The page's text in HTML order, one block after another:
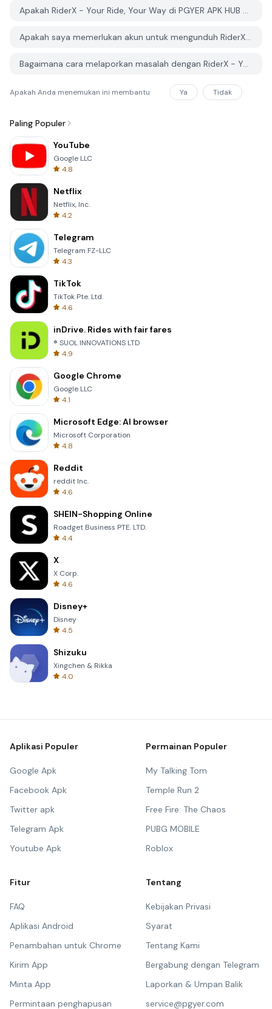
Apakah RiderX - Your Ride, Your Way di PGYER APK HUB gratis untuk diunduh?
Apakah saya memerlukan akun untuk mengunduh RiderX - Your Ride, Your Way dari PGYER APK HUB?
Bagaimana cara melaporkan masalah dengan RiderX - Your Ride, Your Way di PGYER APK HUB?
Apakah Anda menemukan ini membantu Ya Tidak
Paling Populer
YouTube
Google LLC
4.8
Netflix
Netflix, Inc.
4.2
Telegram
Telegram FZ-LLC
4.3
TikTok
TikTok Pte. Ltd.
4.6
inDrive. Rides with fair fares
® SUOL INNOVATIONS LTD
4.9
Google Chrome
Google LLC
4.1
Microsoft Edge: AI browser
Microsoft Corporation
4.8
Reddit
reddit Inc.
4.6
SHEIN-Shopping Online
Roadget Business PTE. LTD.
4.4
X
X Corp.
4.6
Disney+
Disney
4.5
Shizuku
Xingchen & Rikka
4.0
Aplikasi Populer
Google Apk
Facebook Apk
Twitter apk
Telegram Apk
Youtube Apk
Permainan Populer
My Talking Tom
Temple Run 2
Free Fire: The Chaos
PUBG MOBILE
Roblox
Fitur
FAQ
Aplikasi Android
Penambahan untuk Chrome
Kirim App
Minta App
Permintaan penghapusan
Tentang
Kebijakan Privasi
Syarat
Tentang Kami
Bergabung dengan Telegram
Laporkan & Umpan Balik
service@pgyer.com